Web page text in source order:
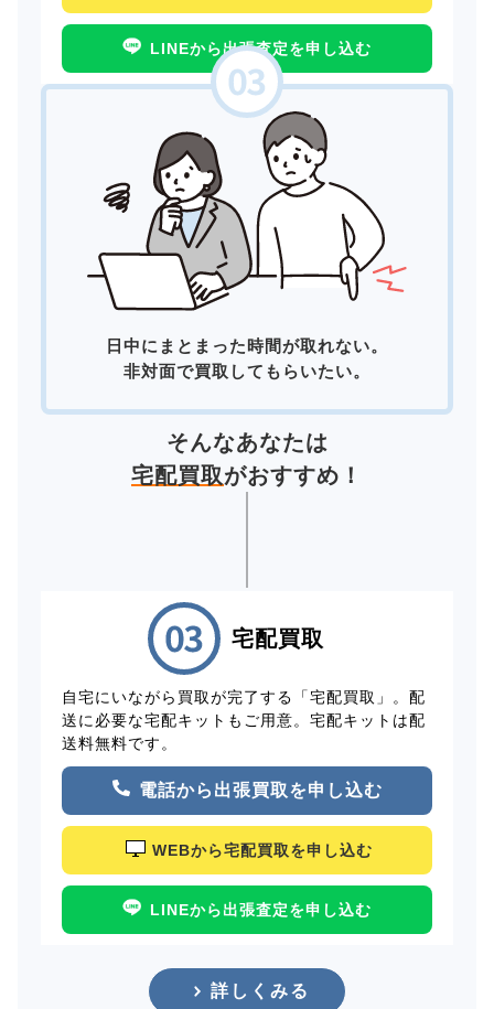
LINEから出張査定を申し込む
日中にまとまった時間が取れない。
非対面で買取してもらいたい。
そんなあなたは
宅配買取がおすすめ！
宅配買取
自宅にいながら買取が完了する「宅配買取」。配
送に必要な宅配キットもご用意。宅配キットは配
送料無料です。
電話から出張買取を申し込む
WEBから宅配買取を申し込む
LINEから出張査定を申し込む
詳しくみる